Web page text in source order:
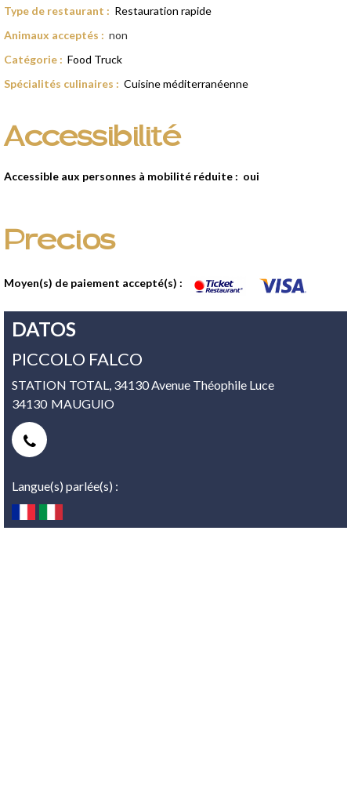
Type de restaurant : Restauration rapide
Animaux acceptés : non
Catégorie : Food Truck
Spécialités culinaires : Cuisine méditerranéenne
Accessibilité
Accessible aux personnes à mobilité réduite : oui
Precios
Moyen(s) de paiement accepté(s) :
DATOS
PICCOLO FALCO
STATION TOTAL, 34130 Avenue Théophile Luce
34130 MAUGUIO
Langue(s) parlée(s) :